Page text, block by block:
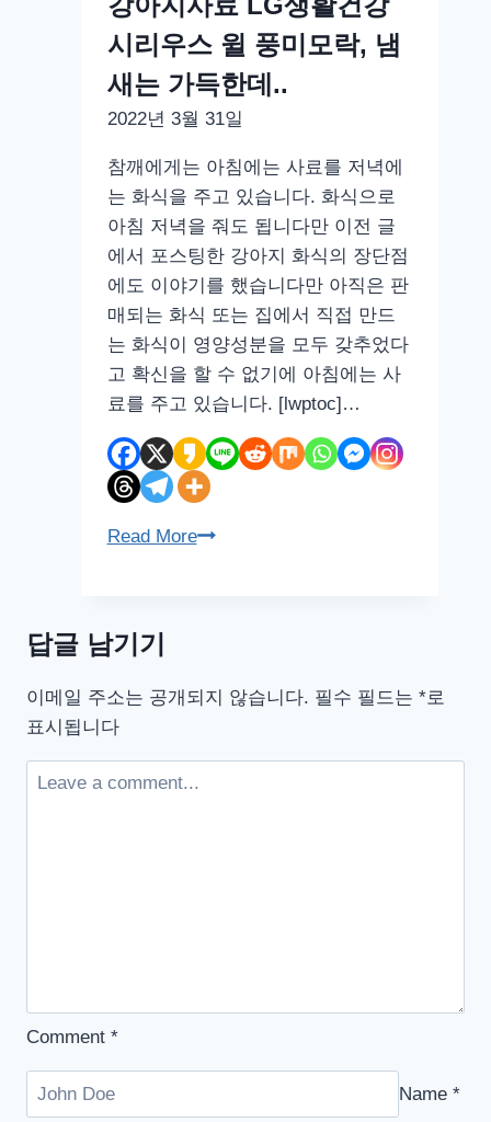
황
타
코
–
견
동
반
양
해
필
요
시리우스 윌 풍미모락, 냄
새는 가득한데..
2022년 3월 31일
참깨에게는 아침에는 사료를 저녁에
는 화식을 주고 있습니다. 화식으로
아침 저녁을 줘도 됩니다만 이전 글
에서 포스팅한 강아지 화식의 장단점
에도 이야기를 했습니다만 아직은 판
매되는 화식 또는 집에서 직접 만드
는 화식이 영양성분을 모두 갖추었다
고 확신을 할 수 없기에 아침에는 사
료를 주고 있습니다. [lwptoc]…
Read More강
생
미
락,
답글 남기기
이메일 주소는 공개되지 않습니다. 필수 필드는 *로
표시됩니다
Comment *
Name *